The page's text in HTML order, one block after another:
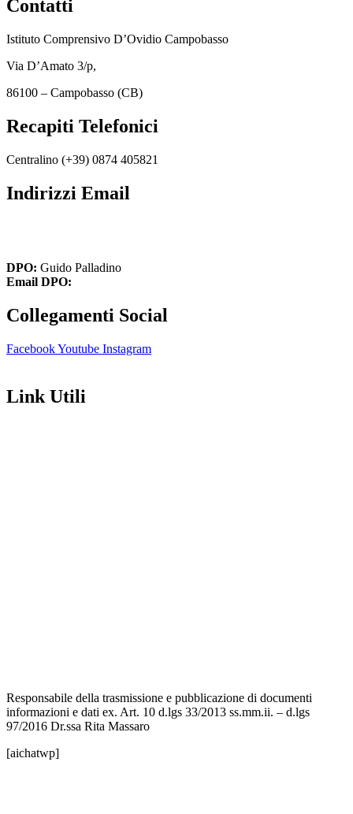
Contatti
Istituto Comprensivo D’Ovidio Campobasso
Via D’Amato 3/p,
86100 – Campobasso (CB)
Recapiti Telefonici
Centralino (+39) 0874 405821
Indirizzi Email
DPO: Guido Palladino
Email DPO:
Collegamenti Social
FacebookYoutube Instagram
Link Utili
Responsabile della trasmissione e pubblicazione di documenti
informazioni e dati ex. Art. 10 d.lgs 33/2013 ss.mm.ii. – d.lgs
97/2016 Dr.ssa Rita Massaro
[aichatwp]